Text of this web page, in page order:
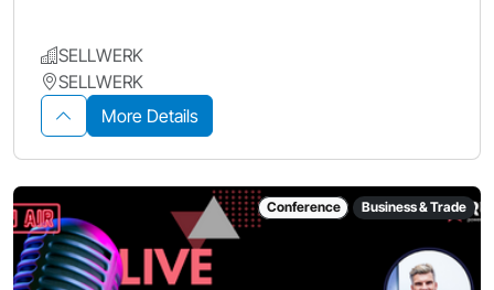
SELLWERK
SELLWERK
More Details
Conference Business & Trade